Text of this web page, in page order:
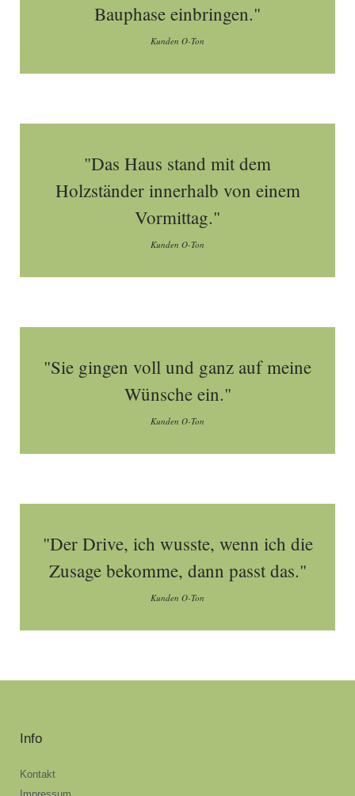
Bauphase einbringen."
Kunden O-Ton
"Das Haus stand mit dem
Holzständer innerhalb von einem
Vormittag."
Kunden O-Ton
"Sie gingen voll und ganz auf meine
Wünsche ein."
Kunden O-Ton
"Der Drive, ich wusste, wenn ich die
Zusage bekomme, dann passt das."
Kunden O-Ton
Info
Kontakt